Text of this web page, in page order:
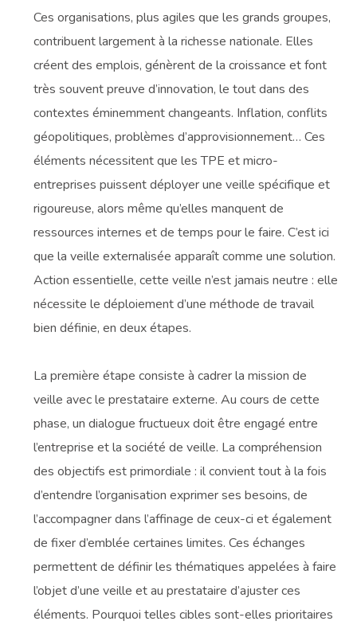
Ces organisations, plus agiles que les grands groupes,
contribuent largement à la richesse nationale. Elles
créent des emplois, génèrent de la croissance et font
très souvent preuve d’innovation, le tout dans des
contextes éminemment changeants. Inflation, conflits
géopolitiques, problèmes d’approvisionnement… Ces
éléments nécessitent que les TPE et micro-
entreprises puissent déployer une veille spécifique et
rigoureuse, alors même qu’elles manquent de
ressources internes et de temps pour le faire. C’est ici
que la veille externalisée apparaît comme une solution.
Action essentielle, cette veille n’est jamais neutre : elle
nécessite le déploiement d’une méthode de travail
bien définie, en deux étapes.
La première étape consiste à cadrer la mission de
veille avec le prestataire externe. Au cours de cette
phase, un dialogue fructueux doit être engagé entre
l’entreprise et la société de veille. La compréhension
des objectifs est primordiale : il convient tout à la fois
d’entendre l’organisation exprimer ses besoins, de
l’accompagner dans l’affinage de ceux-ci et également
de fixer d’emblée certaines limites. Ces échanges
permettent de définir les thématiques appelées à faire
l’objet d’une veille et au prestataire d’ajuster ces
éléments. Pourquoi telles cibles sont-elles prioritaires